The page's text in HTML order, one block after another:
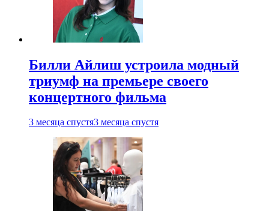
Билли Айлиш устроила модный
триумф на премьере своего
концертного фильма
3 месяца спустя3 месяца спустя